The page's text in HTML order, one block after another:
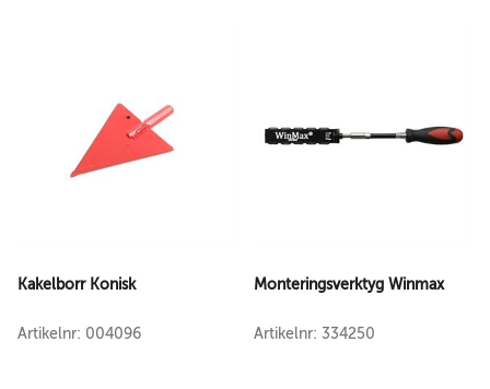
Kakelborr Konisk
Artikelnr: 004096
Monteringsverktyg Winmax
Artikelnr: 334250